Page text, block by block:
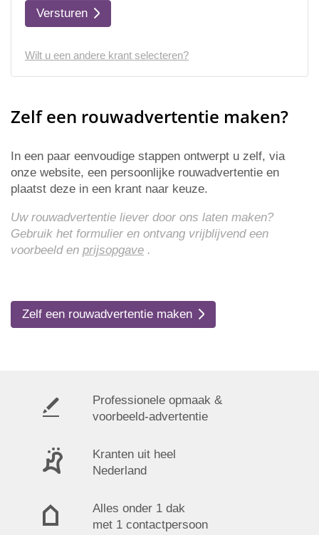
Versturen
Wilt u een andere krant selecteren?
Zelf een rouwadvertentie maken?
In een paar eenvoudige stappen ontwerpt u zelf, via
onze website, een persoonlijke rouwadvertentie en
plaatst deze in een krant naar keuze.
Uw rouwadvertentie liever door ons laten maken?
Gebruik het formulier en ontvang vrijblijvend een
voorbeeld en prijsopgave .
Zelf een rouwadvertentie maken
Professionele opmaak &
voorbeeld-advertentie
Kranten uit heel
Nederland
Alles onder 1 dak
met 1 contactpersoon